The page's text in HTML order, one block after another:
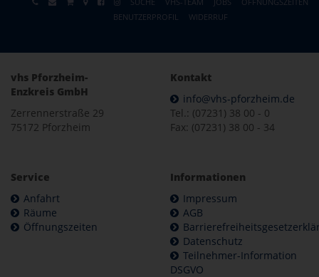
BENUTZERPROFIL
WIDERRUF
vhs Pforzheim-
Enzkreis GmbH
Zerrennerstraße 29
75172 Pforzheim
Kontakt
info@vhs-pforzheim.de
Tel.: (07231) 38 00 - 0
Fax: (07231) 38 00 - 34
Service
Anfahrt
Räume
Öffnungszeiten
Informationen
Impressum
AGB
Datenschutz
Teilnehmer-Information
DSGVO